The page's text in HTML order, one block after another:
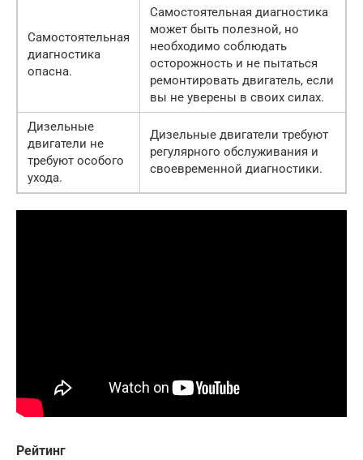
Самостоятельная
диагностика
опасна.
Самостоятельная диагностика
может быть полезной, но
необходимо соблюдать
осторожность и не пытаться
ремонтировать двигатель, если
вы не уверены в своих силах.
Дизельные
двигатели не
требуют особого
ухода.
Дизельные двигатели требуют
регулярного обслуживания и
своевременной диагностики.
Рейтинг